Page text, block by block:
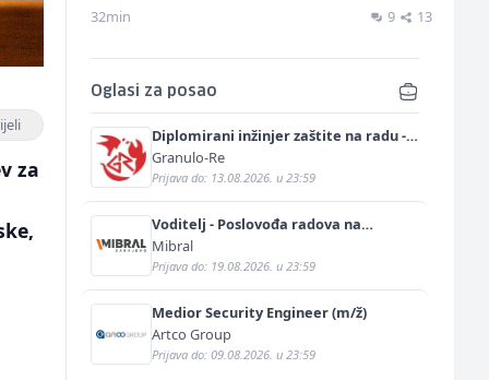
za
32min 9 13
Oglasi za posao
Diplomirani inžinjer zaštite na radu -
Bachelor inžinjer sigurnosti i pomoći
(m/ž)
Granulo-Re
Prijava do: 13.08.2026. u 23:59
Voditelj - Poslovođa radova na
gradilištu (m/ž)
Mibral
Prijava do: 19.08.2026. u 23:59
Medior Security Engineer (m/ž)
Artco Group
Prijava do: 09.08.2026. u 23:59